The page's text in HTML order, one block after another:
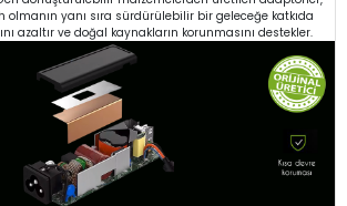
olmanın yanı sıra sürdürülebilir bir geleceğe katkıda
azaltır ve doğal kaynakların korunmasını destekler.